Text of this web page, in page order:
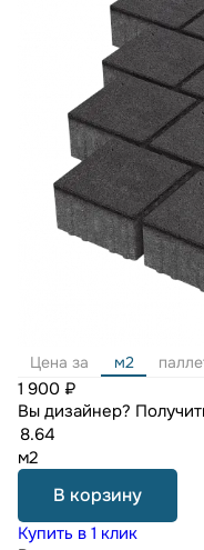
Цена за м2
1 900 ₽
Вы дизайнер?
м2
В корзину
Купить в 1 клик